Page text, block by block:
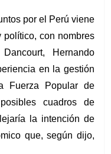
por el Perú viene
político, con nombres
Hernando
en la gestión
Fuerza Popular de
cuadros de
la intención de
que, según dijo,